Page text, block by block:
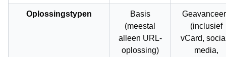
Oplossingstypen
Basis
(meestal
alleen URL-
oplossing)
(inclusief
vCard,
media,